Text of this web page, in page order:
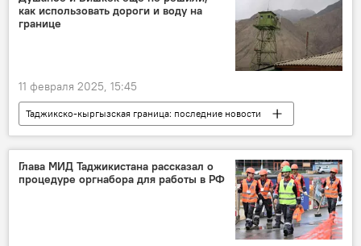
как использовать дороги и воду на
границе
11 февраля 2025, 15:45
Таджикско-кыргызская граница: последние новости
Таджикистан
Кыргызстан граница
Глава МИД Таджикистана рассказал о
процедуре оргнабора для работы в РФ